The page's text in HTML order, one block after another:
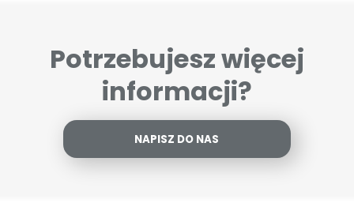
Potrzebujesz więcej
informacji?
NAPISZ DO NAS